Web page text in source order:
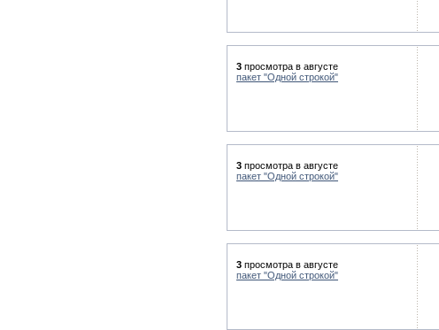
3 просмотра в августе
пакет "Одной строкой"
3 просмотра в августе
пакет "Одной строкой"
3 просмотра в августе
пакет "Одной строкой"